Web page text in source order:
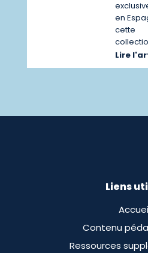
en
cette
Lire
Liens
Contenu
Ressources